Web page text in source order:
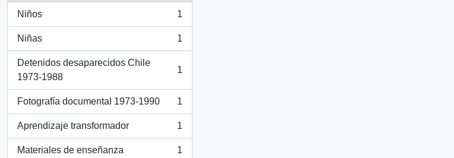
Niños
, 1 resultados
1
Niñas
, 1 resultados
1
Detenidos desaparecidos Chile
1973-1988
, 1 resultados
1
Fotografía documental 1973-1990
, 1 resultados
1
Aprendizaje transformador
, 1 resultados
1
Materiales de enseñanza 1